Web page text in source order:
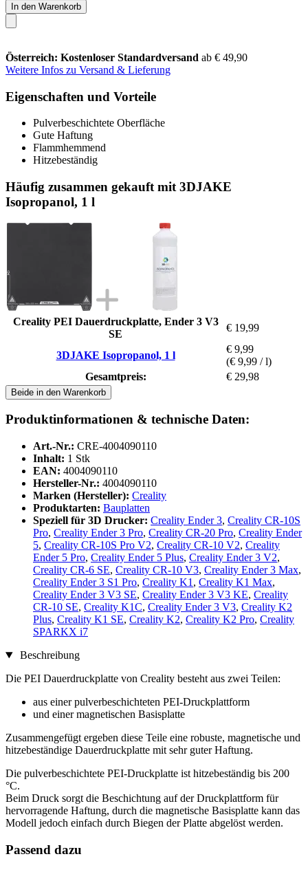
In den Warenkorb
Österreich: Kostenloser Standardversand ab € 49,90
Weitere Infos zu Versand & Lieferung
Eigenschaften und Vorteile
Pulverbeschichtete Oberfläche
Gute Haftung
Flammhemmend
Hitzebeständig
Häufig zusammen gekauft mit 3DJAKE
Isopropanol, 1 l
Creality PEI Dauerdruckplatte, Ender 3 V3
SE
€ 19,99
3DJAKE Isopropanol, 1 l
€ 9,99
(€ 9,99 / l)
Gesamtpreis:
€ 29,98
Beide in den Warenkorb
Produktinformationen & technische Daten:
Art.-Nr.: CRE-4004090110
Inhalt: 1 Stk
EAN: 4004090110
Hersteller-Nr.: 4004090110
Marken (Hersteller): Creality
Produktarten: Bauplatten
Speziell für 3D Drucker: Creality Ender 3, Creality CR-10S
Pro, Creality Ender 3 Pro, Creality CR-20 Pro, Creality Ender
5, Creality CR-10S Pro V2, Creality CR-10 V2, Creality
Ender 5 Pro, Creality Ender 5 Plus, Creality Ender 3 V2,
Creality CR-6 SE, Creality CR-10 V3, Creality Ender 3 Max,
Creality Ender 3 S1 Pro, Creality K1 , Creality K1 Max,
Creality Ender 3 V3 SE, Creality Ender 3 V3 KE, Creality
CR-10 SE, Creality K1C, Creality Ender 3 V3, Creality K2
Plus, Creality K1 SE, Creality K2, Creality K2 Pro, Creality
SPARKX i7
Beschreibung
Die PEI Dauerdruckplatte von Creality besteht aus zwei Teilen:
aus einer pulverbeschichteten PEI-Druckplattform
und einer magnetischen Basisplatte
Zusammengefügt ergeben diese Teile eine robuste, magnetische und
hitzebeständige Dauerdruckplatte mit sehr guter Haftung.
Die pulverbeschichtete PEI-Druckplatte ist hitzebeständig bis 200
°C.
Beim Druck sorgt die Beschichtung auf der Druckplattform für
hervorragende Haftung, durch die magnetische Basisplatte kann das
Modell jedoch einfach durch Biegen der Platte abgelöst werden.
Passend dazu